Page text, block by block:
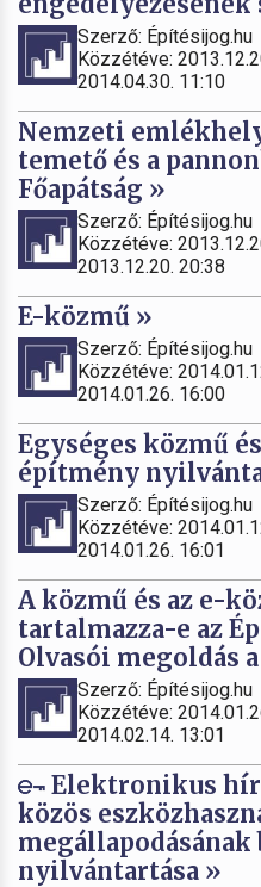
Szerző: Építésijog.hu
Közzétéve:
2014.04.30. 11:10
Nemzeti
temető és a
Főapátság »
Szerző: Építésijog.hu
Közzétéve:
2013.12.20. 20:38
E-közmű »
Szerző: Építésijog.hu
Közzétéve:
2014.01.26. 16:00
Egységes közmű
építmény
Szerző: Építésijog.hu
Közzétéve:
2014.01.26. 16:01
A közmű és az e-
tartalmazza-e az
Olvasói megoldás
Szerző: Építésijog.hu
Közzétéve:
2014.02.14. 13:01
Elektronikus
közös
megállapodásának
nyilvántartása »